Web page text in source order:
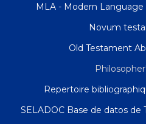
MLA - Modern Language
Novum
Old Testament
Repertoire
SELADOC Base de datos de